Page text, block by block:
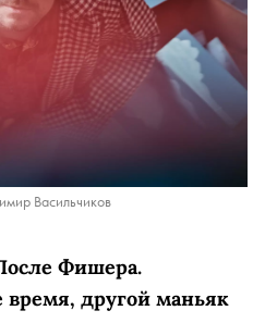
Васильчиков
Фишера.
время, другой маньяк